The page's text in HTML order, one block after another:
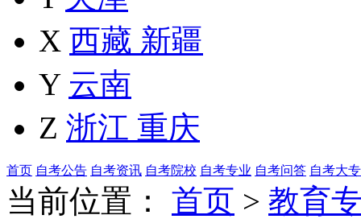
X 西藏 新疆
Y 云南
Z 浙江 重庆
首页 自考公告 自考资讯 自考院校 自考专业 自考问答 自考大专
当前位置： 首页 > 教育